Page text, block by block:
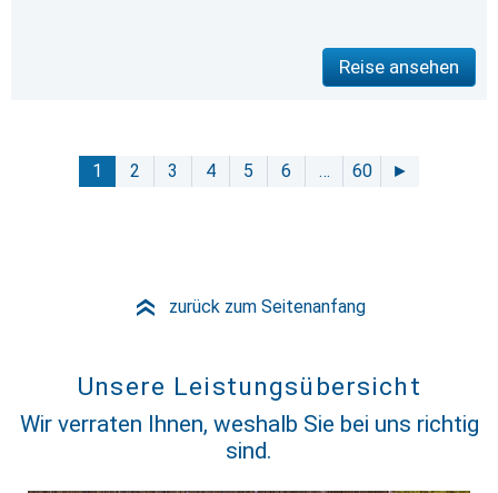
Reise ansehen
1 2 3 4 5 6 … 60 ►
» zurück zum Seitenanfang
Unsere Leistungsübersicht
Wir verraten Ihnen, weshalb Sie bei uns richtig
sind.